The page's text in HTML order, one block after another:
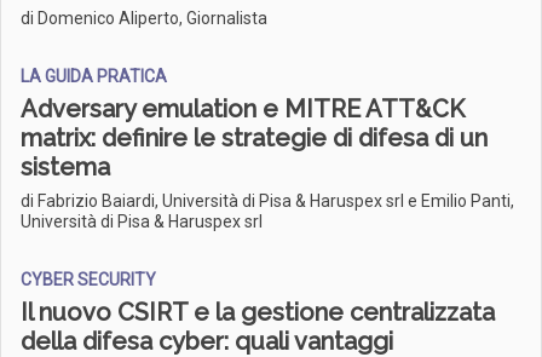
di Domenico Aliperto, Giornalista
LA GUIDA PRATICA
Adversary emulation e MITRE ATT&CK
matrix: definire le strategie di difesa di un
sistema
di Fabrizio Baiardi, Università di Pisa & Haruspex srl e Emilio Panti,
Università di Pisa & Haruspex srl
CYBER SECURITY
Il nuovo CSIRT e la gestione centralizzata
della difesa cyber: quali vantaggi